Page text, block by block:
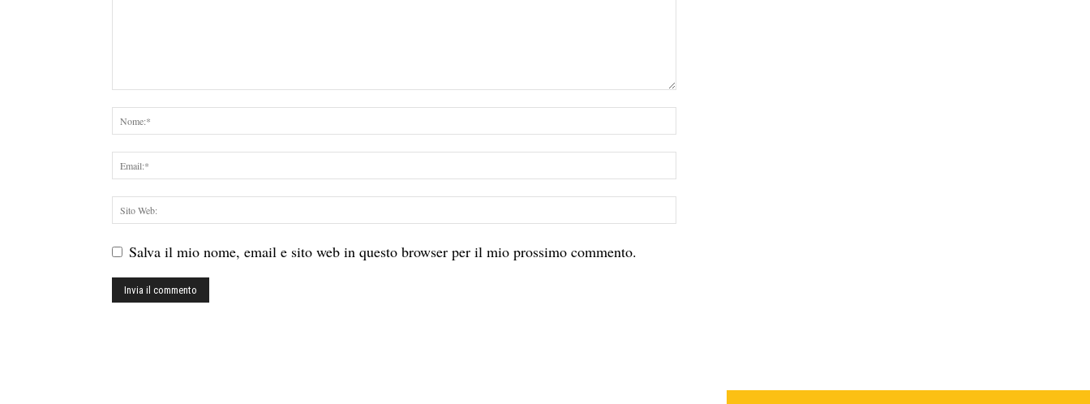
Salva il mio nome, email e sito web in questo browser per il mio prossimo commento.